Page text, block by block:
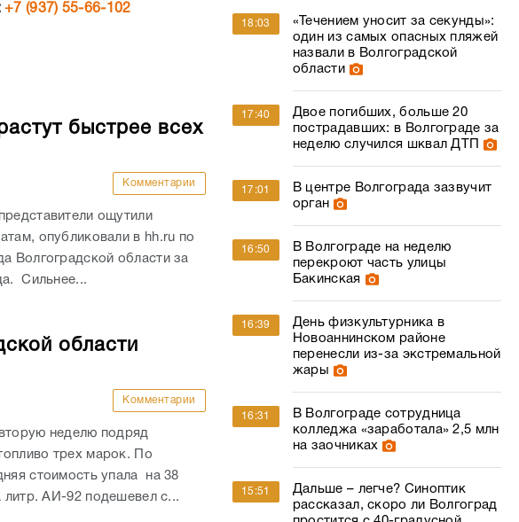
+7 (937) 55-66-102
быстрее всех
Комментарии
ощутили
опубликовали в hh.ru по
Волгоградской области за
Сильнее...
области
Комментарии
неделю подряд
трех марок. По
стоимость упала на 38
литр. АИ-92 подешевел с...
18:03
«Течением уносит за секунды»:
один из самых опасных пляжей
назвали в Волгоградской
области
17:40
Двое погибших, больше 20
пострадавших: в Волгограде за
неделю случился шквал ДТП
17:01
В центре Волгограда зазвучит
орган
16:50
В Волгограде на неделю
перекроют часть улицы
Бакинская
16:39
День физкультурника в
Новоаннинском районе
перенесли из-за экстремальной
жары
16:31
В Волгограде сотрудница
колледжа «заработала» 2,5 млн
на заочниках
15:51
Дальше – легче? Синоптик
рассказал, скоро ли Волгоград